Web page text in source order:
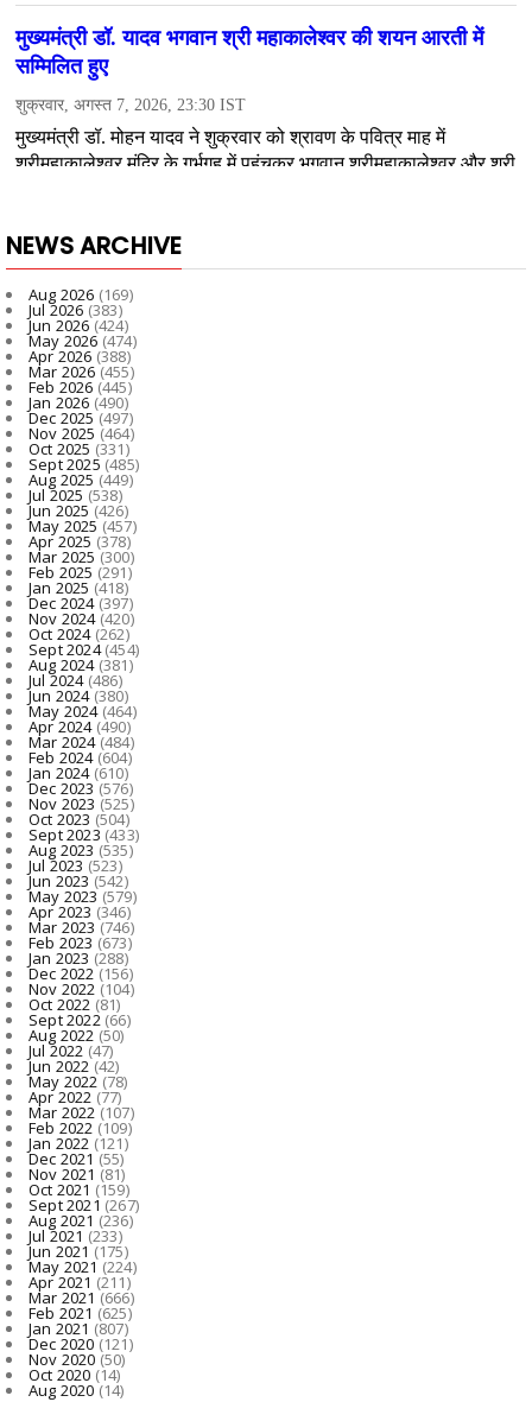
NEWS ARCHIVE
Aug 2026 (169)
Jul 2026 (383)
Jun 2026(424)
May 2026(474)
Apr 2026 (388)
Mar 2026(455)
Feb 2026 (445)
Jan 2026 (490)
Dec 2025(497)
Nov 2025 (464)
Oct 2025 (331)
Sept 2025 (485)
Aug 2025 (449)
Jul 2025 (538)
Jun 2025(426)
May 2025(457)
Apr 2025 (378)
Mar 2025 (300)
Feb 2025 (291)
Jan 2025 (418)
Dec 2024(397)
Nov 2024(420)
Oct 2024(262)
Sept 2024(454)
Aug 2024(381)
Jul 2024(486)
Jun 2024(380)
May 2024(464)
Apr 2024(490)
Mar 2024(484)
Feb 2024(604)
Jan 2024(610)
Dec 2023(576)
Nov 2023 (525)
Oct 2023 (504)
Sept 2023 (433)
Aug 2023 (535)
Jul 2023 (523)
Jun 2023(542)
May 2023(579)
Apr 2023 (346)
Mar 2023 (746)
Feb 2023 (673)
Jan 2023 (288)
Dec 2022(156)
Nov 2022 (104)
Oct 2022 (81)
Sept 2022(66)
Aug 2022 (50)
Jul 2022 (47)
Jun 2022(42)
May 2022(78)
Apr 2022 (77)
Mar 2022(107)
Feb 2022 (109)
Jan 2022 (121)
Dec 2021 (55)
Nov 2021 (81)
Oct 2021 (159)
Sept 2021 (267)
Aug 2021 (236)
Jul 2021 (233)
Jun 2021(175)
May 2021(224)
Apr 2021 (211)
Mar 2021 (666)
Feb 2021 (625)
Jan 2021 (807)
Dec 2020(121)
Nov 2020 (50)
Oct 2020 (14)
Aug 2020(14)